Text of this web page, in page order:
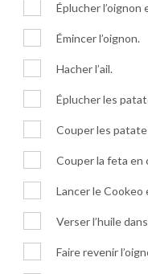
Éplucher l’oignon
Émincer l’oignon.
Hacher l’ail.
Éplucher les
Couper les
Couper la feta en
Lancer le Cookeo
Verser l’huile
Faire revenir